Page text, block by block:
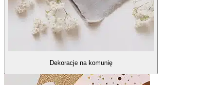
Dekoracje na komunię